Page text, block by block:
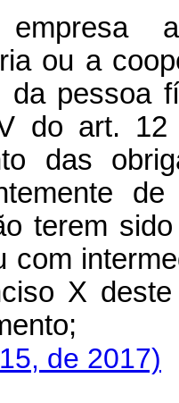
ou a
da pessoa
do art. 12
das
terem
com
X
de 2017)